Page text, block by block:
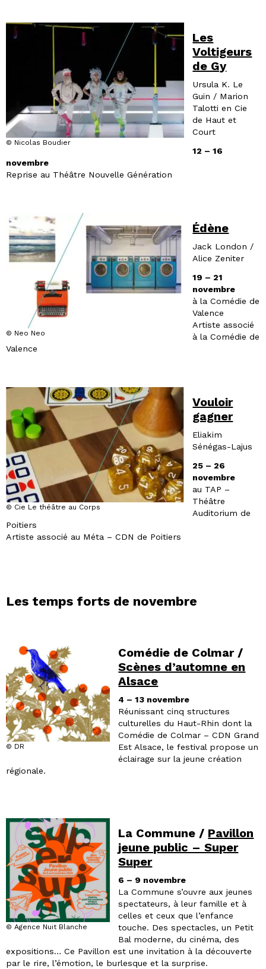
© Nicolas Boudier
Les
Voltigeurs
de Gy
Ursula K. Le
Guin / Marion
Talotti en Cie
de Haut et
Court
12 – 16
novembre
Reprise au Théâtre Nouvelle Génération
© Neo Neo
Édène
Jack London /
Alice Zeniter
19 – 21
novembre
à la Comédie de
Valence
Artiste associé
à la Comédie de
Valence
© Cie Le théâtre au Corps
Vouloir
gagner
Eliakim
Sénégas-Lajus
25 – 26
novembre
au TAP –
Théâtre
Auditorium de
Poitiers
Artiste associé au Méta – CDN de Poitiers
Les temps forts de novembre
© DR
Comédie de Colmar /
Scènes d’automne en
Alsace
4 – 13 novembre
Réunissant cinq structures
culturelles du Haut-Rhin dont la
Comédie de Colmar – CDN Grand
Est Alsace, le festival propose un
éclairage sur la jeune création
régionale.
© Agence Nuit Blanche
La Commune / Pavillon
jeune public – Super
Super
6 – 9 novembre
La Commune s’ouvre aux jeunes
spectateurs, à leur famille et à
celles et ceux que l’enfance
touche. Des spectacles, un Petit
Bal moderne, du cinéma, des
expositions… Ce Pavillon est une invitation à la découverte
par le rire, l’émotion, le burlesque et la surprise.